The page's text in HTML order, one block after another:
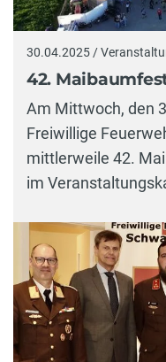
30.04.2025 /
42.
Am Mittwoch, den
Freiwillige
mittlerweile 42.
im